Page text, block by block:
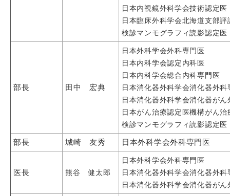
日本内視鏡外科学会技術認定医
日本臨床外科学会北海道支部評
検診マンモグラフィ読影認定医
部長 田中 宏典
日本外科学会外科専門医
日本内科学会認定内科医
日本内科学会総合内科専門医
日本消化器外科学会消化器外科
日本消化器外科学会消化器が
日本がん治療認定医機構がん治
検診マンモグラフィ読影認定医
部長 城崎 友秀 日本外科学会外科専門医
医長 熊谷 健太郎
日本外科学会外科専門医
日本消化器外科学会消化器外科
日本消化器外科学会消化器が